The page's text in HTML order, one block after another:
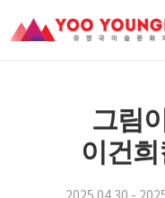
그림
이건